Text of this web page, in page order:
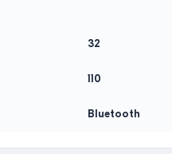
32
110
Bluetooth